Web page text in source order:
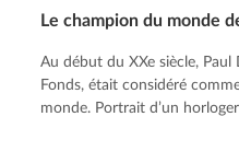
Le champion du monde
Au début du XXe siècle,
Fonds, était considéré
monde. Portrait d’un